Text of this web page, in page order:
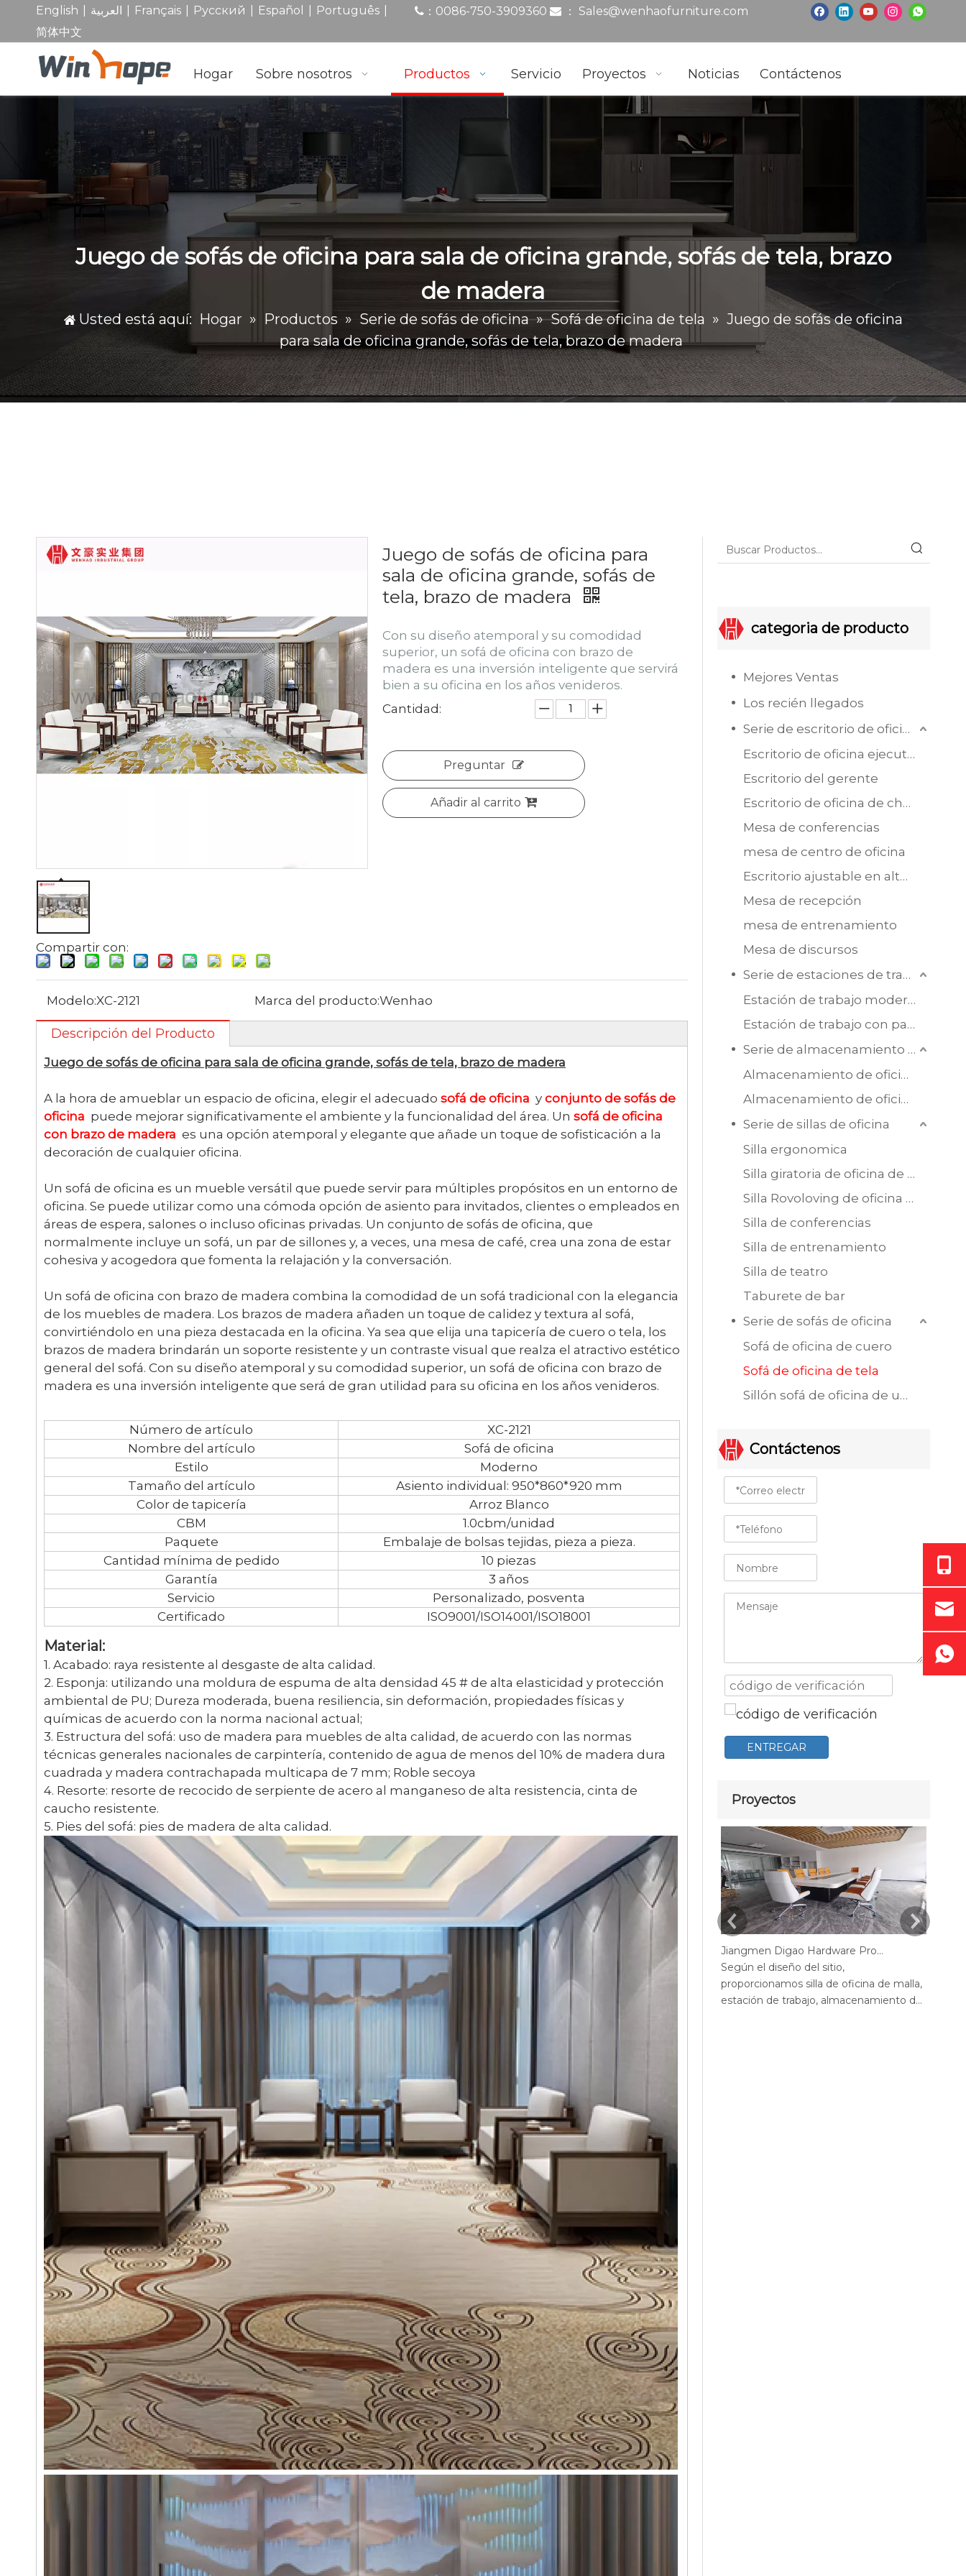
English العربية Français Pусский Español Português
简体中文
： 0086-750-3909360 ： Sales@wenhaofurniture.com
Hogar Sobre nosotros Productos Servicio Proyectos Noticias Contáctenos
Juego de sofás de oficina para sala de oficina grande, sofás de tela, brazo
de madera
Usted está aquí: Hogar » Productos » Serie de sofás de oficina » Sofá de oficina de tela » Juego de sofás de oficina
para sala de oficina grande, sofás de tela, brazo de madera
Compartir con:
Juego de sofás de oficina para
sala de oficina grande, sofás de
tela, brazo de madera
Con su diseño atemporal y su comodidad
superior, un sofá de oficina con brazo de
madera es una inversión inteligente que servirá
bien a su oficina en los años venideros.
Cantidad:
Preguntar
Añadir al carrito
Modelo:XC-2121 Marca del producto:Wenhao
Descripción del Producto
Juego de sofás de oficina para sala de oficina grande, sofás de tela, brazo de madera
A la hora de amueblar un espacio de oficina, elegir el adecuado sofá de oficina y conjunto de sofás de
oficina puede mejorar significativamente el ambiente y la funcionalidad del área. Un sofá de oficina
con brazo de madera es una opción atemporal y elegante que añade un toque de sofisticación a la
decoración de cualquier oficina.
Un sofá de oficina es un mueble versátil que puede servir para múltiples propósitos en un entorno de
oficina. Se puede utilizar como una cómoda opción de asiento para invitados, clientes o empleados en
áreas de espera, salones o incluso oficinas privadas. Un conjunto de sofás de oficina, que
normalmente incluye un sofá, un par de sillones y, a veces, una mesa de café, crea una zona de estar
cohesiva y acogedora que fomenta la relajación y la conversación.
Un sofá de oficina con brazo de madera combina la comodidad de un sofá tradicional con la elegancia
de los muebles de madera. Los brazos de madera añaden un toque de calidez y textura al sofá,
convirtiéndolo en una pieza destacada en la oficina. Ya sea que elija una tapicería de cuero o tela, los
brazos de madera brindarán un soporte resistente y un contraste visual que realza el atractivo estético
general del sofá. Con su diseño atemporal y su comodidad superior, un sofá de oficina con brazo de
madera es una inversión inteligente que será de gran utilidad para su oficina en los años venideros.
Número de artículo
XC-2121
Nombre del artículo
Sofá de oficina
Estilo
Moderno
Tamaño del artículo
Asiento individual: 950*860*920 mm
Color de tapicería
Arroz Blanco
CBM
1.0cbm/unidad
Paquete
Embalaje de bolsas tejidas, pieza a pieza.
Cantidad mínima de pedido
10 piezas
Garantía
3 años
Servicio
Personalizado, posventa
Certificado
ISO9001/ISO14001/ISO18001
Material:
1. Acabado: raya resistente al desgaste de alta calidad.
2. Esponja: utilizando una moldura de espuma de alta densidad 45 # de alta elasticidad y protección
ambiental de PU; Dureza moderada, buena resiliencia, sin deformación, propiedades físicas y
químicas de acuerdo con la norma nacional actual;
3. Estructura del sofá: uso de madera para muebles de alta calidad, de acuerdo con las normas
técnicas generales nacionales de carpintería, contenido de agua de menos del 10% de madera dura
cuadrada y madera contrachapada multicapa de 7 mm; Roble secoya
4. Resorte: resorte de recocido de serpiente de acero al manganeso de alta resistencia, cinta de
caucho resistente.
5. Pies del sofá: pies de madera de alta calidad.
categoria de producto
Mejores Ventas
Los recién llegados
Serie de escritorio de oficina
Escritorio de oficina ejecutiva
Escritorio del gerente
Escritorio de oficina de chapa de MDF
Mesa de conferencias
mesa de centro de oficina
Escritorio ajustable en altura
Mesa de recepción
mesa de entrenamiento
Mesa de discursos
Serie de estaciones de trabajo de oficina
Estación de trabajo moderna de melamina
Estación de trabajo con pantalla
Serie de almacenamiento de oficina
Almacenamiento de oficina de madera
Almacenamiento de oficina de acero
Serie de sillas de oficina
Silla ergonomica
Silla giratoria de oficina de malla
Silla Rovoloving de oficina de cuero
Silla de conferencias
Silla de entrenamiento
Silla de teatro
Taburete de bar
Serie de sofás de oficina
Sofá de oficina de cuero
Sofá de oficina de tela
Sillón sofá de oficina de un solo asiento
Contáctenos
ENTREGAR
Proyectos
Jiangmen Digao Hardware Products Company
Según el diseño del sitio,
proporcionamos silla de oficina de malla,
estación de trabajo, almacenamiento de
< >